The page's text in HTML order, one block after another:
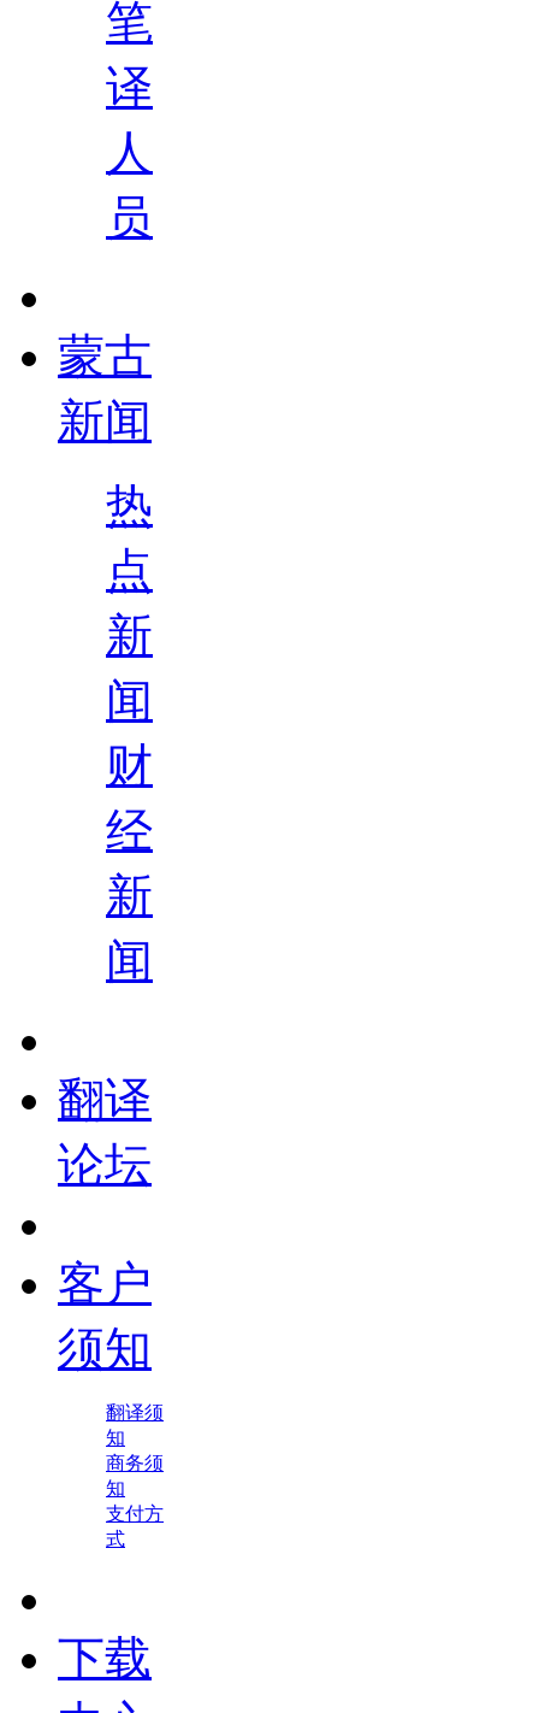
笔
译
人
员
蒙古
新闻
热
点
新
闻
财
经
新
闻
翻译
论坛
客户
须知
翻译须
知
商务须
知
支付方
式
下载